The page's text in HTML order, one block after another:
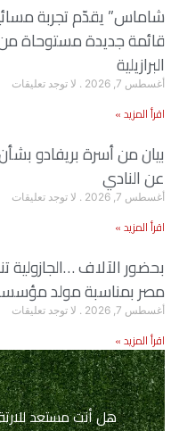
شاماس” يقدّم تجربة
قائمة جديدة مستوحاة
البرازيلية
أغسطس 7, 2026 لا توجد تعليقات
اقرأ المزيد »
بيان من أسرة بريفادو
عن النادي
أغسطس 7, 2026 لا توجد تعليقات
اقرأ المزيد »
بحضور الآلاف
مصر بمناسبة مولد
أغسطس 7, 2026 لا توجد تعليقات
اقرأ المزيد »
هل أنت مستعد